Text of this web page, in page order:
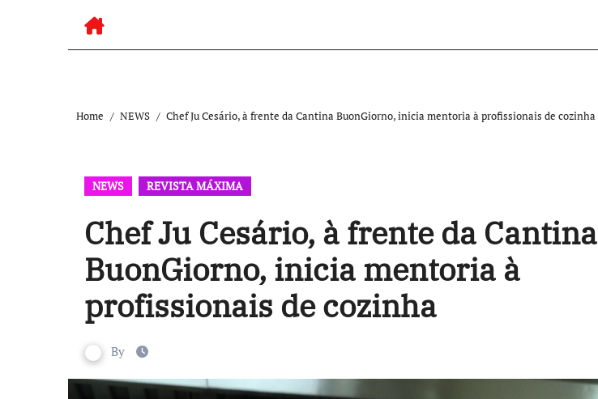
Home NEWS Chef Ju Cesário, à frente da Cantina BuonGiorno, inicia mentoria à profissionais de cozinha
NEWS REVISTA MÁXIMA
Chef Ju Cesário, à frente da Cantina
BuonGiorno, inicia mentoria à
profissionais de cozinha
By